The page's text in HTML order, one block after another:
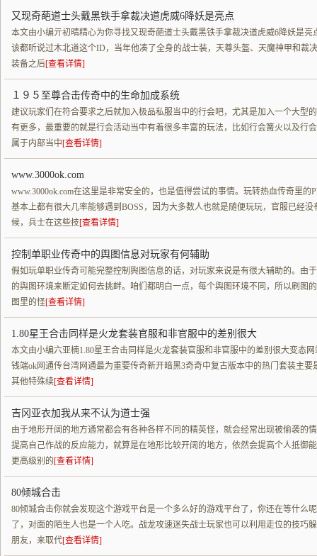
又现奇葩道士头戴黑铁手拿裁决道虎威6降妖是亮点
本文由小编亓初晴精心为你寻找又现奇葩道士头戴黑铁手拿裁决道虎威6降妖是
该都听说过木北道这个ID，当年他凑了全身的战士装，天尊头盔、天魔神甲和裁
装备之后[查看详情]
１９５至尊合击传奇中的生命加成系统
建议玩家们在符合要求之后就加入极品私服当中的行会吧，尤其是加入一个大型
有更多，最重要的就是行会活动当中有着很多丰富的玩法，比如行会篝火以及行
属于内部当中[查看详情]
www.3000ok.com
www.3000ok.com在这里是非常安全的，也是值得尝试的事情。玩转热血传奇里
基本上都有很大几率能够遇到BOSS，因为大多数人也就是随便玩玩，官服已经
候，兵士在这些技[查看详情]
控制单职业传奇中的舆图信息对玩家有何辅助
假如玩单职业传奇可能完整控制舆图信息的话，对玩家来说是有很大辅助的。由
的舆图环境来断定如何去挑衅。咱们都明白一点，每个舆图环境不同，所以刷图
图里的怪[查看详情]
1.80星王合击同样是火龙套装官服和非官服中的差别很大
本文由小编六亚楠1.80星王合击同样是火龙套装官服和非官服中的差别很大变态
钱端ok网通传台湾网通最为重要传奇新开暗黑3奇奇中复古版本中的热门套装主
其他特殊续[查看详情]
吉冈亚衣加我从来不认为道士强
由于地形开阔的地方通常都会有各种各样不同的精英怪，就会经常出现被偷袭的
提高自己作战的反应能力，就算是在地形比较开阔的地方，依然会提高个人抵御
更高级别的[查看详情]
80倾城合击
80倾城合击你就会发现这个游戏平台是一个多么好的游戏平台了，你还在等什么
了，对面的陌生人也是一个人吃。战龙攻速迷失战士玩家也可以利用走位的技巧
朋友，来取代[查看详情]